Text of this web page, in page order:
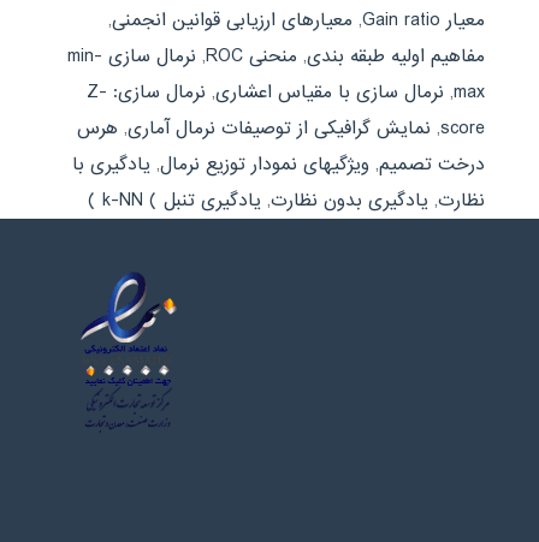
معیار Gain ratio
, معیارهای ارزیابی قوانین انجمنی,
مفاهیم اولیه طبقه بندی, منحنی ROC ,
نرمال سازی min-
max
, نرمال سازی با مقیاس اعشاری,
نرمال سازی: Z-
score
, نمایش گرافیکی از توصیفات نرمال آماری, هرس
درخت تصمیم, ویژگیهای نمودار توزیع نرمال, یادگیری با
نظارت, یادگیری بدون نظارت, یادگیری تنبل ) k-NN )